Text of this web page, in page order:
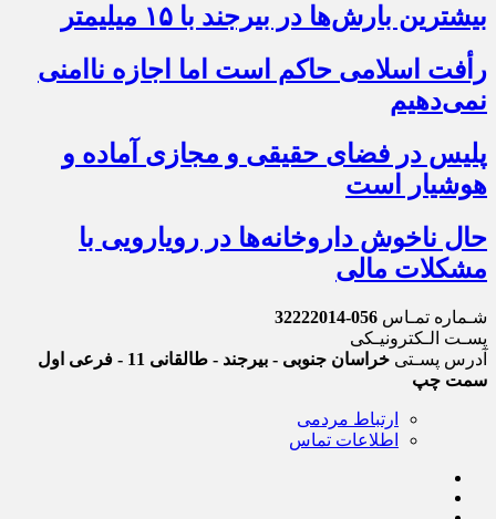
بیشترین بارش‌ها در بیرجند با ۱۵ میلیمتر
رأفت اسلامی حاکم است اما اجازه ناامنی
نمی‌دهیم
پلیس در فضای حقیقی و مجازی آماده و
هوشیار است
حال ناخوش داروخانه‌ها در رویارویی با
مشکلات مالی
شـماره تمـاس 056-32222014
پسـت الـکترونیـکی
آدرس پسـتی
خراسان جنوبی - بیرجند - طالقانی 11 - فرعی اول
سمت چپ
ارتباط مردمی
اطلاعات تماس